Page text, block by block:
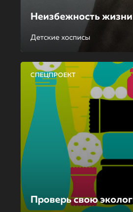
Неизбежность жизни
Детские хосписы
СПЕЦПРОЕКТ
Проверь свою